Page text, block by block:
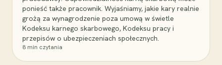
ponieść także pracownik. Wyjaśniamy, jakie kary realnie
grożą za wynagrodzenie poza umową w świetle
Kodeksu karnego skarbowego, Kodeksu pracy i
przepisów o ubezpieczeniach społecznych.
8 min czytania